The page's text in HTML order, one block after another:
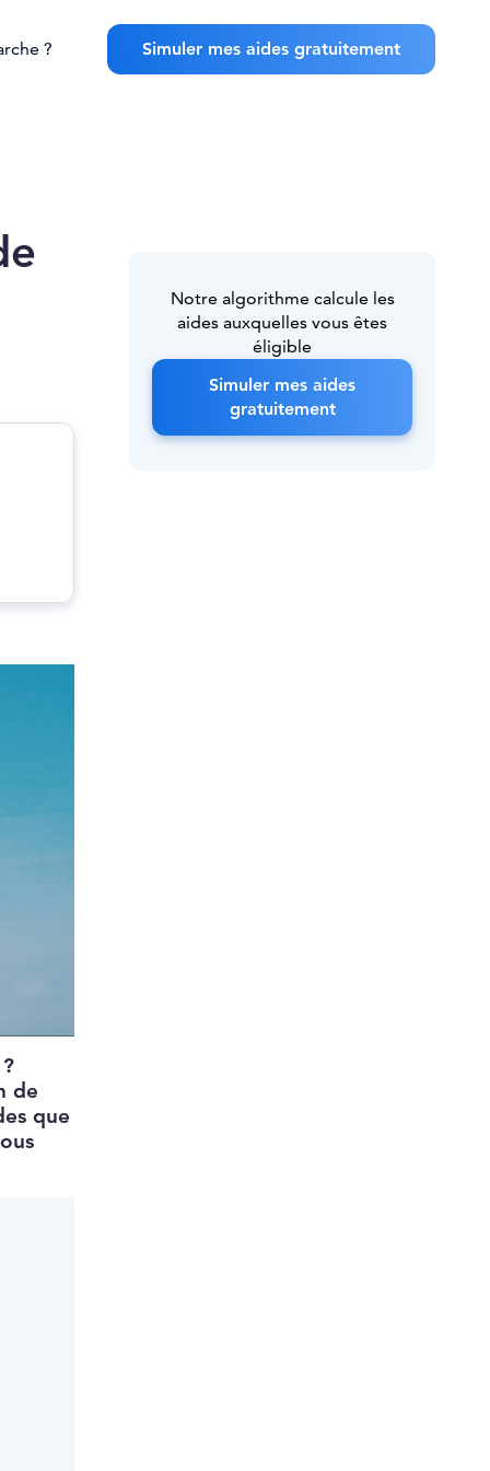
? Simuler mes aides gratuitement
de
que
Notre algorithme calcule les
aides auxquelles vous êtes
éligible
Simuler mes aides
gratuitement